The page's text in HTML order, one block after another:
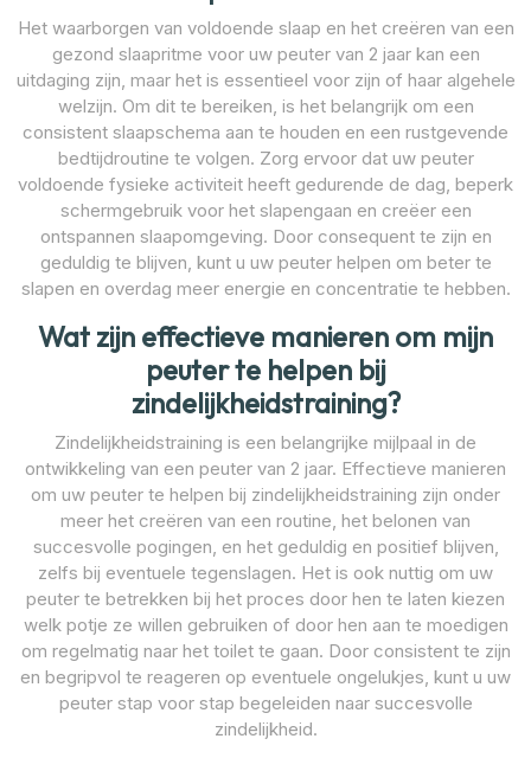
Het waarborgen van voldoende slaap en het creëren van een
gezond slaapritme voor uw peuter van 2 jaar kan een
uitdaging zijn, maar het is essentieel voor zijn of haar algehele
welzijn. Om dit te bereiken, is het belangrijk om een
consistent slaapschema aan te houden en een rustgevende
bedtijdroutine te volgen. Zorg ervoor dat uw peuter
voldoende fysieke activiteit heeft gedurende de dag, beperk
schermgebruik voor het slapengaan en creëer een
ontspannen slaapomgeving. Door consequent te zijn en
geduldig te blijven, kunt u uw peuter helpen om beter te
slapen en overdag meer energie en concentratie te hebben.
Wat zijn effectieve manieren om mijn
peuter te helpen bij
zindelijkheidstraining?
Zindelijkheidstraining is een belangrijke mijlpaal in de
ontwikkeling van een peuter van 2 jaar. Effectieve manieren
om uw peuter te helpen bij zindelijkheidstraining zijn onder
meer het creëren van een routine, het belonen van
succesvolle pogingen, en het geduldig en positief blijven,
zelfs bij eventuele tegenslagen. Het is ook nuttig om uw
peuter te betrekken bij het proces door hen te laten kiezen
welk potje ze willen gebruiken of door hen aan te moedigen
om regelmatig naar het toilet te gaan. Door consistent te zijn
en begripvol te reageren op eventuele ongelukjes, kunt u uw
peuter stap voor stap begeleiden naar succesvolle
zindelijkheid.